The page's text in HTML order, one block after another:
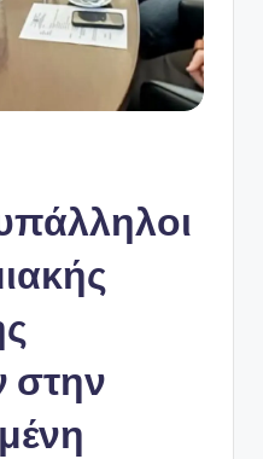
στην